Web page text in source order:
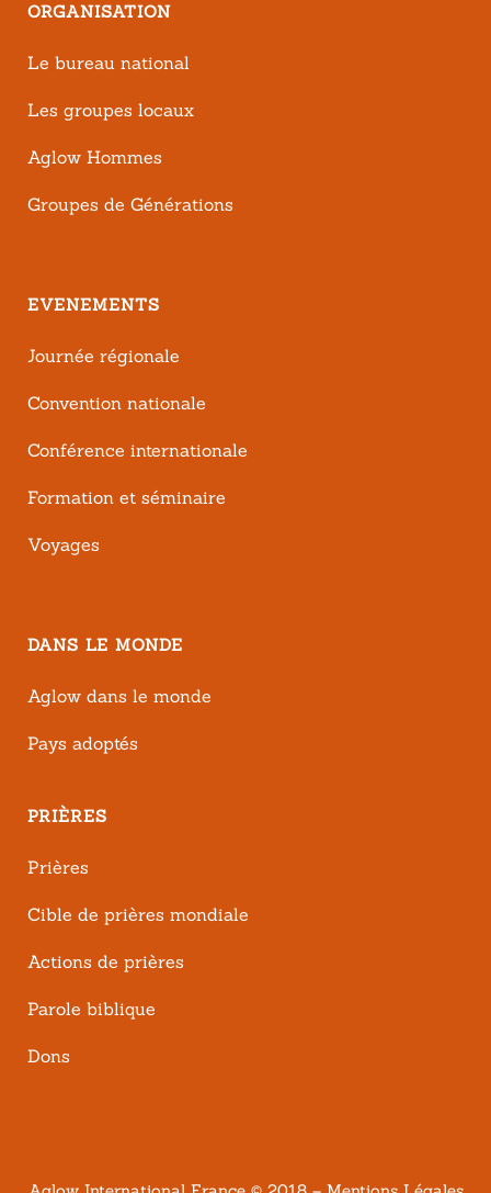
ORGANISATION
Le bureau national
Les groupes locaux
Aglow Hommes
Groupes de Générations
EVENEMENTS
Journée régionale
Convention nationale
Conférence internationale
Formation et séminaire
Voyages
DANS LE MONDE
Aglow dans le monde
Pays adoptés
PRIÈRES
Prières
Cible de prières mondiale
Actions de prières
Parole biblique
Dons